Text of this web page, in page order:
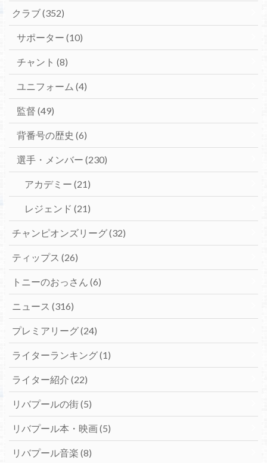
クラブ(352)
サポーター (10)
チャント (8)
ユニフォーム (4)
監督 (49)
背番号の歴史 (6)
選手・メンバー (230)
アカデミー (21)
レジェンド (21)
チャンピオンズリーグ(32)
ティップス (26)
トニーのおっさん (6)
ニュース (316)
プレミアリーグ(24)
ライターランキング(1)
ライター紹介 (22)
リバプールの街(5)
リバプール本・映画(5)
リバプール音楽 (8)